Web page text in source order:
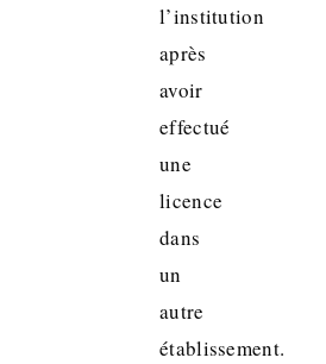
l’institution
après
avoir
effectué
une
licence
dans
un
autre
établissement.